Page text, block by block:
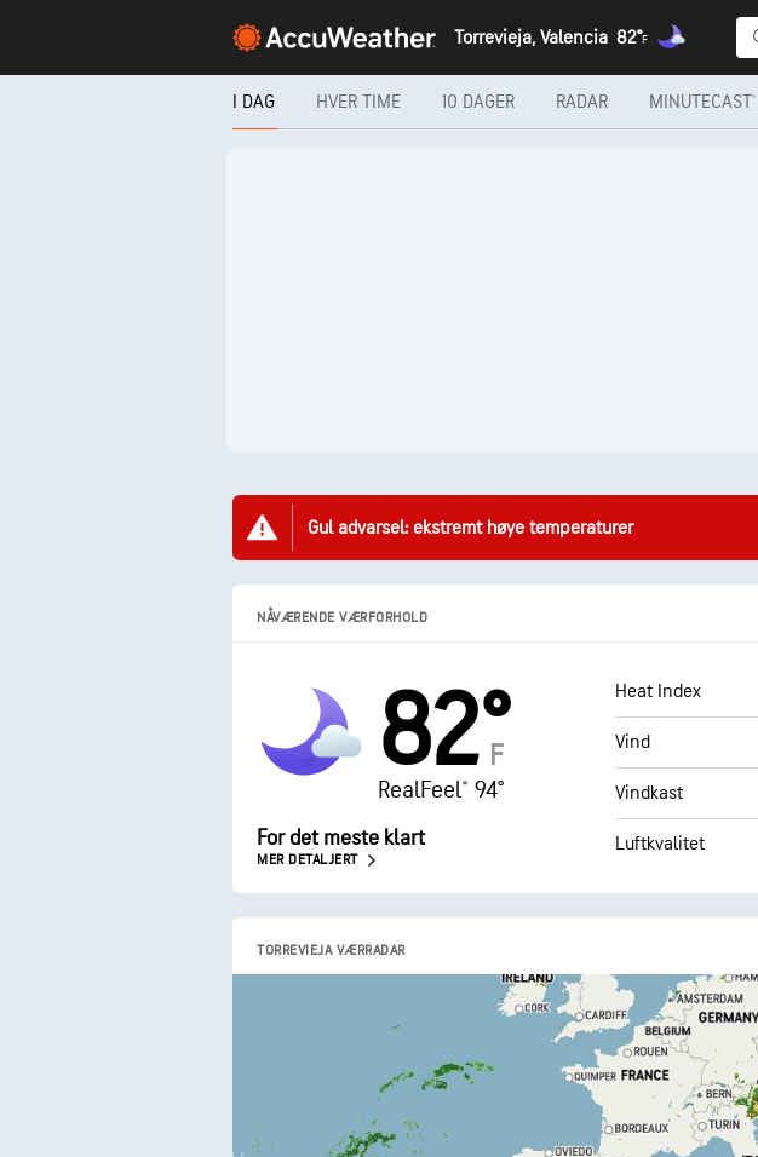
Torrevieja, Valencia 82°F
I DAG HVER TIME 10 DAGER RADAR MINUTECAST®
Gul advarsel: ekstremt høye temperaturer
NÅVÆRENDE VÆRFORHOLD
82°
F
RealFeel® 94°
For det meste klart
MER DETALJERT
Heat Index
Vind
Vindkast
Luftkvalitet
TORREVIEJA VÆRRADAR